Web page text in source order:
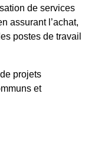
de services
assurant l’achat,
postes de travail
projets
et